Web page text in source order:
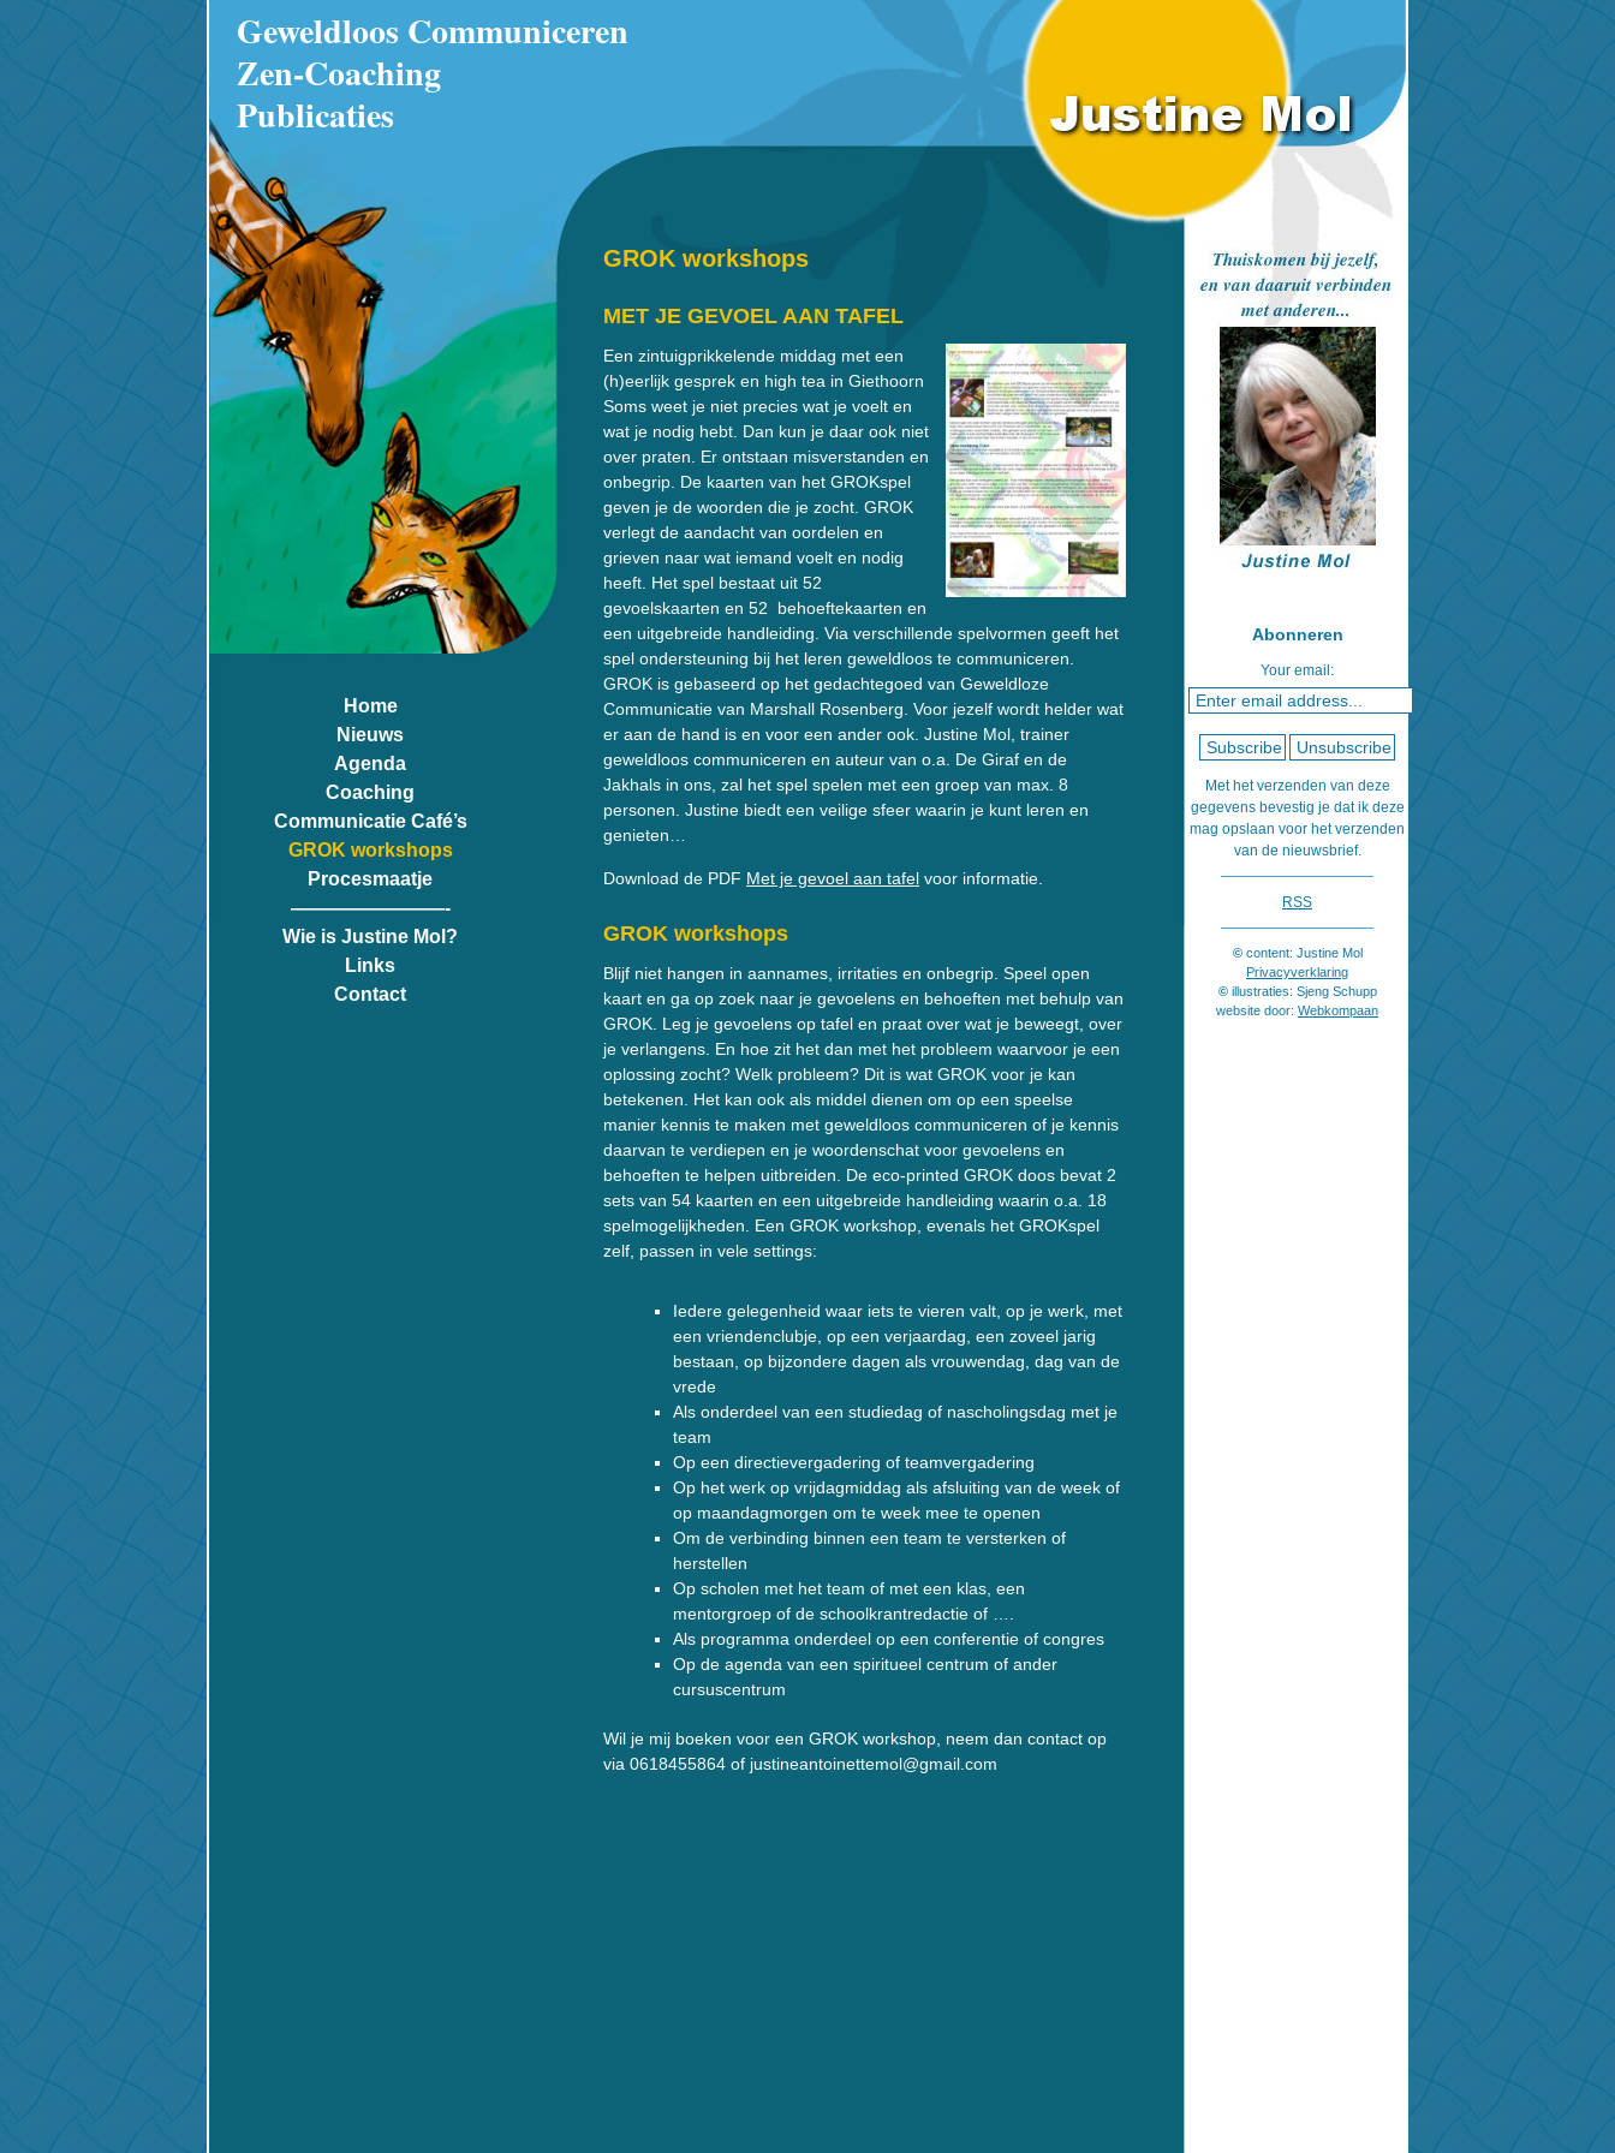
Geweldloos Communiceren
Zen-Coaching
Publicaties
Home
Nieuws
Agenda
Coaching
Communicatie Café’s
GROK workshops
Procesmaatje
————————-
Wie is Justine Mol?
Links
Contact
Abonneren
Your email:
Met het verzenden van deze
gegevens bevestig je dat ik deze
mag opslaan voor het verzenden
van de nieuwsbrief.
RSS
©content: Justine Mol
Privacyverklaring
©illustraties: Sjeng Schupp
website door: Webkompaan
GROK workshops
MET JE GEVOEL AAN TAFEL
Een zintuigprikkelende middag met een
(h)eerlijk gesprek en high tea in Giethoorn
Soms weet je niet precies wat je voelt en
wat je nodig hebt. Dan kun je daar ook niet
over praten. Er ontstaan misverstanden en
onbegrip. De kaarten van het GROKspel
geven je de woorden die je zocht. GROK
verlegt de aandacht van oordelen en
grieven naar wat iemand voelt en nodig
heeft. Het spel bestaat uit 52
gevoelskaarten en 52 behoeftekaarten en
een uitgebreide handleiding. Via verschillende spelvormen geeft het
spel ondersteuning bij het leren geweldloos te communiceren.
GROK is gebaseerd op het gedachtegoed van Geweldloze
Communicatie van Marshall Rosenberg. Voor jezelf wordt helder wat
er aan de hand is en voor een ander ook. Justine Mol, trainer
geweldloos communiceren en auteur van o.a. De Giraf en de
Jakhals in ons, zal het spel spelen met een groep van max. 8
personen. Justine biedt een veilige sfeer waarin je kunt leren en
genieten…
Download de PDF Met je gevoel aan tafel voor informatie.
GROK workshops
Blijf niet hangen in aannames, irritaties en onbegrip. Speel open
kaart en ga op zoek naar je gevoelens en behoeften met behulp van
GROK. Leg je gevoelens op tafel en praat over wat je beweegt, over
je verlangens. En hoe zit het dan met het probleem waarvoor je een
oplossing zocht? Welk probleem? Dit is wat GROK voor je kan
betekenen. Het kan ook als middel dienen om op een speelse
manier kennis te maken met geweldloos communiceren of je kennis
daarvan te verdiepen en je woordenschat voor gevoelens en
behoeften te helpen uitbreiden. De eco-printed GROK doos bevat 2
sets van 54 kaarten en een uitgebreide handleiding waarin o.a. 18
spelmogelijkheden. Een GROK workshop, evenals het GROKspel
zelf, passen in vele settings:
Iedere gelegenheid waar iets te vieren valt, op je werk, met
een vriendenclubje, op een verjaardag, een zoveel jarig
bestaan, op bijzondere dagen als vrouwendag, dag van de
vrede
Als onderdeel van een studiedag of nascholingsdag met je
team
Op een directievergadering of teamvergadering
Op het werk op vrijdagmiddag als afsluiting van de week of
op maandagmorgen om te week mee te openen
Om de verbinding binnen een team te versterken of
herstellen
Op scholen met het team of met een klas, een
mentorgroep of de schoolkrantredactie of ….
Als programma onderdeel op een conferentie of congres
Op de agenda van een spiritueel centrum of ander
cursuscentrum
Wil je mij boeken voor een GROK workshop, neem dan contact op
via 0618455864 of justineantoinettemol@gmail.com